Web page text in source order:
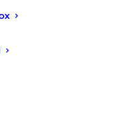
mobile e
peso ridotto e
minuti è
di pesatura